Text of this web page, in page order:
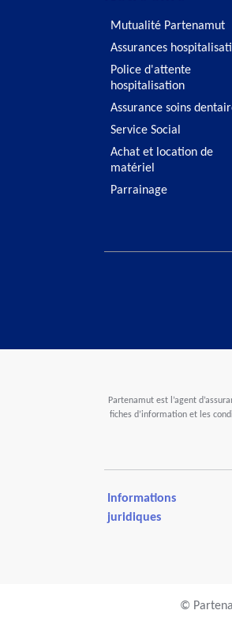
Mutualité Partenamut
Assurances
Police d'attente
hospitalisation
Assurance soins
Service Social
Achat et location de
matériel
Parrainage
Partenamut est l’agent
fiches d’information et les
Informations
juridiques
©